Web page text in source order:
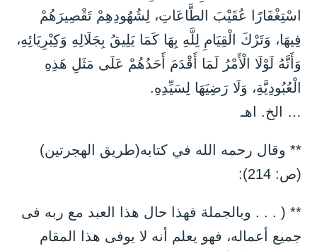
اسْتِغْفَارًا عُقَيْبَ الطَّاعَاتِ، لِشُهُودِهِمْ تَقْصِيرَهُمْ
فِيهَا، وَتَرْكَ الْقِيَامِ لِلَّهِ بِهَا كَمَا يَلِيقُ بِجَلَالِهِ وَكِبْرِيَائِهِ،
وَأَنَّهُ لَوْلَا الْأَمْرُ لَمَا أَقْدَمَ أَحَدُهُمْ عَلَى مَثَلِ هَذِهِ
الْعُبُودِيَّةِ، وَلَا رَضِيَهَا لِسَيِّدِهِ.
… الخ. اهـ
** وقال رحمه الله في كتابه(طريق الهجرتين)
(ص: 214):
** ( . . . وبالجملة فهذا حال هذا العبد مع ربه فى
جميع أعماله، فهو يعلم أنه لا يوفى هذا المقام